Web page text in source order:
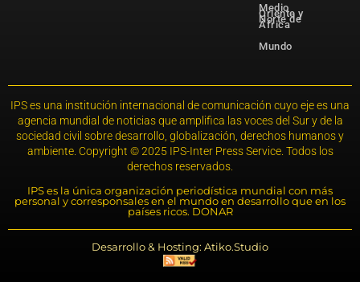
Medio
Oriente y
Norte de
África
Mundo
IPS es una institución internacional de comunicación cuyo eje es una
agencia mundial de noticias que amplifica las voces del Sur y de la
sociedad civil sobre desarrollo, globalización, derechos humanos y
ambiente. Copyright © 2025 IPS-Inter Press Service. Todos los
derechos reservados.
IPS es la única organización periodística mundial con más
personal y corresponsales en el mundo en desarrollo que en los
países ricos. DONAR
Desarrollo & Hosting: Atiko.Studio